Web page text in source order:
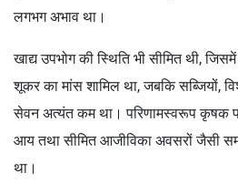
लगभग अभाव था।
खाद्य उपभोग की स्थिति भी सीमित थी,
शूकर का मांस शामिल था, जबकि सब्जियों,
सेवन अत्यंत कम था। परिणामस्वरूप कृषक
आय तथा सीमित आजीविका अवसरों जैसी
था।